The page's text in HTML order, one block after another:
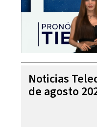
Noticias
de agosto